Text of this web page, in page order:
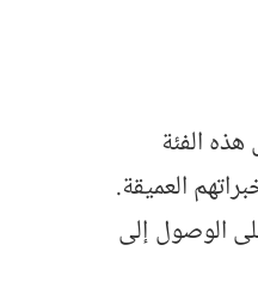
الفئة
العميقة.
الوصول إلى